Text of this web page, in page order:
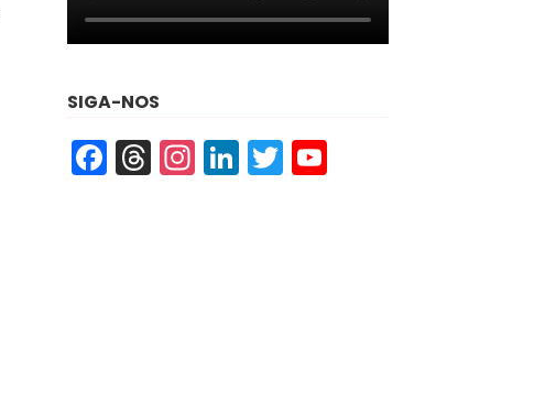
SIGA-NOS
Facebook
Threads
Instagram
LinkedIn
Twitter